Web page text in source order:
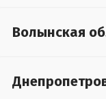
Волынская